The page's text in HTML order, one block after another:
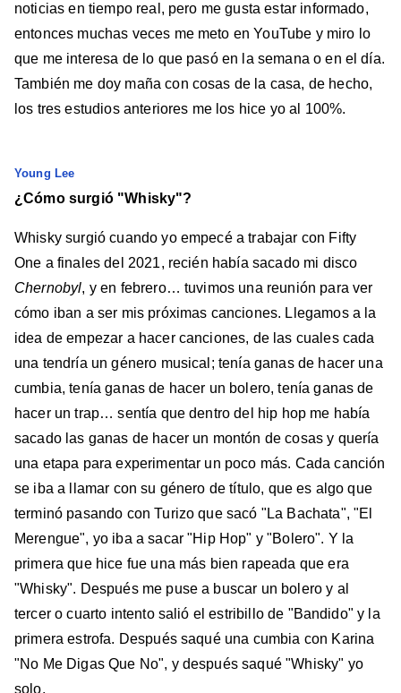
noticias en tiempo real, pero me gusta estar informado,
entonces muchas veces me meto en YouTube y miro lo
que me interesa de lo que pasó en la semana o en el día.
También me doy maña con cosas de la casa, de hecho,
los tres estudios anteriores me los hice yo al 100%.
Young Lee
¿Cómo surgió "Whisky"?
Whisky surgió cuando yo empecé a trabajar con Fifty
One a finales del 2021, recién había sacado mi disco
Chernobyl, y en febrero… tuvimos una reunión para ver
cómo iban a ser mis próximas canciones. Llegamos a la
idea de empezar a hacer canciones, de las cuales cada
una tendría un género musical; tenía ganas de hacer una
cumbia, tenía ganas de hacer un bolero, tenía ganas de
hacer un trap… sentía que dentro del hip hop me había
sacado las ganas de hacer un montón de cosas y quería
una etapa para experimentar un poco más. Cada canción
se iba a llamar con su género de título, que es algo que
terminó pasando con Turizo que sacó "La Bachata", "El
Merengue", yo iba a sacar "Hip Hop" y "Bolero". Y la
primera que hice fue una más bien rapeada que era
"Whisky". Después me puse a buscar un bolero y al
tercer o cuarto intento salió el estribillo de "Bandido" y la
primera estrofa. Después saqué una cumbia con Karina
"No Me Digas Que No", y después saqué "Whisky" yo
solo.